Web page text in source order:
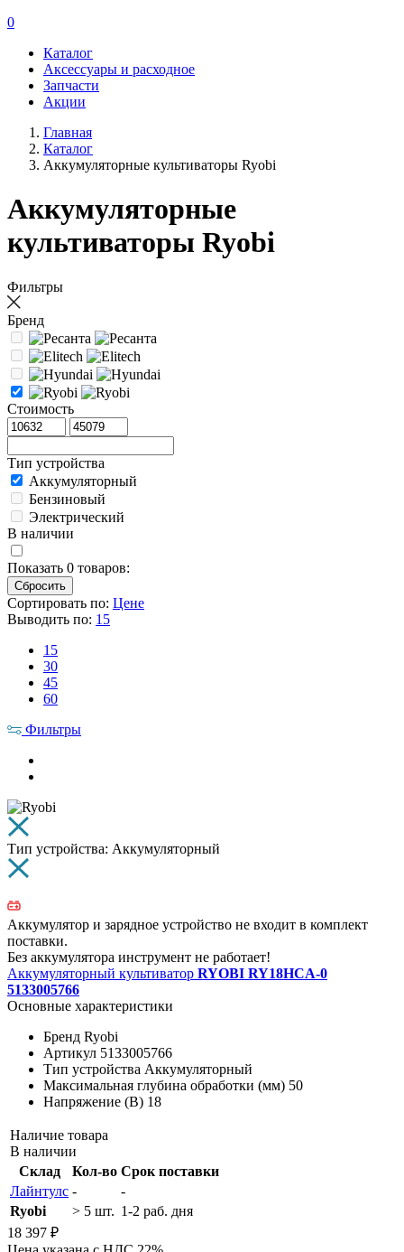
0
Каталог
Аксессуары и расходное
Запчасти
Акции
Главная
Каталог
Аккумуляторные культиваторы Ryobi
Аккумуляторные
культиваторы Ryobi
Фильтры
Бренд
Стоимость
Тип устройства
Аккумуляторный
Бензиновый
Электрический
В наличии
Показать 0 товаров:
Сортировать по: Цене
Выводить по: 15
15
30
45
60
Фильтры
Тип устройства: Аккумуляторный
Аккумулятор и зарядное устройство не входит в комплект
поставки.
Без аккумулятора инструмент не работает!
Аккумуляторный культиватор RYOBI RY18HCA-0
5133005766
Основные характеристики
Бренд Ryobi
Артикул 5133005766
Тип устройства Аккумуляторный
Максимальная глубина обработки (мм) 50
Напряжение (В) 18
Наличие товара
В наличии
Склад
Кол-во Срок поставки
Лайнтулс -
-
Ryobi
> 5 шт. 1-2 раб. дня
18 397 ₽